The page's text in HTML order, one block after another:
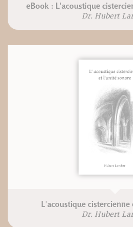
eBook : L'acoustique
Dr. Hubert
L'acoustique
Dr. Hubert